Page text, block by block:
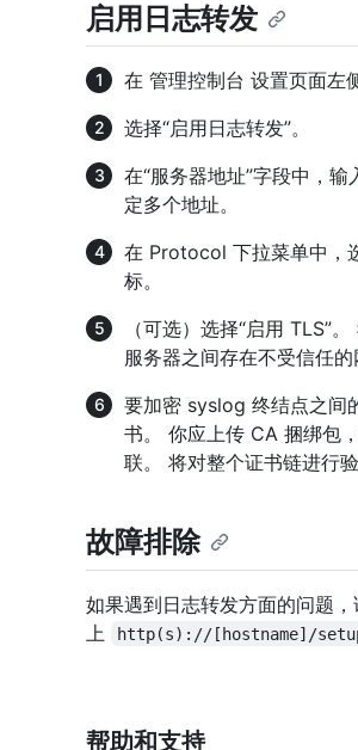
启用日志转发
在 管理控制台 设置页面左
选择“启用日志转发”。
在“服务器地址”字段中，
定多个地址。
在 Protocol 下拉菜单中，
标。
（可选）选择“启用 TLS”
服务器之间存在不受信任的
要加密 syslog 终结点之间
书。 你应上传 CA 捆绑包
联。 将对整个证书链进行
故障排除
如果遇到日志转发方面的问题
上
http(s)://[hostname]/
帮助和支持